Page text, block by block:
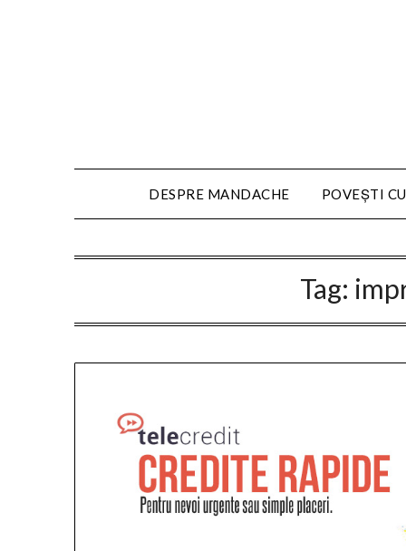
DESPRE MANDACHE POVEȘTI
Tag: